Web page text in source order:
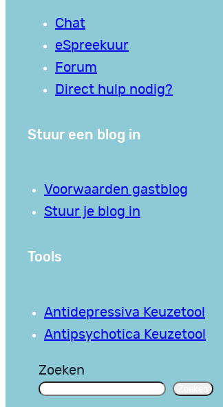
Chat
eSpreekuur
Forum
Direct hulp nodig?
Stuur een blog in
Voorwaarden gastblog
Stuur je blog in
Tools
Antidepressiva Keuzetool
Antipsychotica Keuzetool
Zoeken